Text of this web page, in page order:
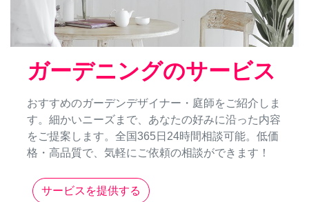
ガーデニングのサービス
おすすめのガーデンデザイナー・庭師をご紹介しま
す。細かいニーズまで、あなたの好みに沿った内容
をご提案します。全国365日24時間相談可能。低価
格・高品質で、気軽にご依頼の相談ができます！
サービスを提供する